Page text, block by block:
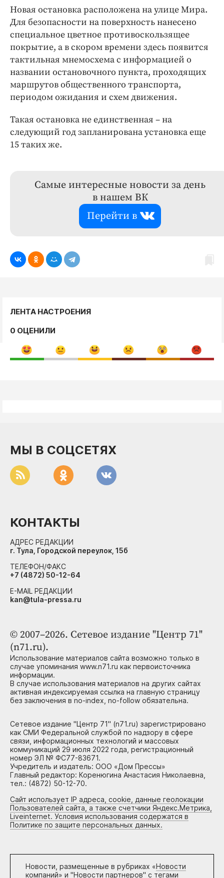
Новая остановка расположена на улице Мира.
Для безопасности на поверхность нанесено
специальное цветное противоскользящее
покрытие, а в скором времени здесь появится
тактильная мнемосхема с информацией о
названии остановочного пункта, проходящих
маршрутов общественного транспорта,
периодом ожидания и схем движения.
Такая остановка не единственная – на
следующий год запланирована установка еще
15 таких же.
Самые интересные новости за день
в нашем ВК
Перейти в
ЛЕНТА НАСТРОЕНИЯ
0 ОЦЕНИЛИ
© 2007–2026. Сетевое издание "Центр 71"
(n71.ru).
Использование материалов сайта возможно только в
случае упоминания www.n71.ru как первоисточника
информации.
В случае использования материалов на других сайтах
активная индексируемая ссылка на главную страницу
без заключения в no-index, no-follow обязательна.
Сетевое издание "Центр 71" (n71.ru) зарегистрировано
как СМИ Федеральной службой по надзору в сфере
связи, информационных технологий и массовых
коммуникаций 29 июля 2022 года, регистрационный
номер ЭЛ № ФС77-83671.
Учредитель и издатель: ООО «Дом Прессы»
Главный редактор: Коренюгина Анастасия Николаевна,
тел.: (4872) 50-12-70.
Сайт использует IP адреса, cookie, данные геолокации
Пользователей сайта, а также счетчики Яндекс.Метрика,
Liveinternet. Условия использования содержатся в
Политике по защите персональных данных.
Новости, размещенные в рубриках «Новости
компаний» и "Новости партнеров" с тегами
МЫ В СОЦСЕТЯХ
КОНТАКТЫ
АДРЕС РЕДАКЦИИ
г. Тула, Городской переулок, 15б
ТЕЛЕФОН/ФАКС
+7 (4872) 50-12-64
E-MAIL РЕДАКЦИИ
kan@tula-pressa.ru